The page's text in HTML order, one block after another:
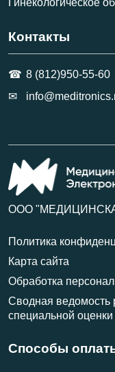
Гинекологическое
Контакты
8 (812)950-55-60
ООО
Политика
Карта сайта
Обработка
Сводная ведомость
специальной оценки
Способы